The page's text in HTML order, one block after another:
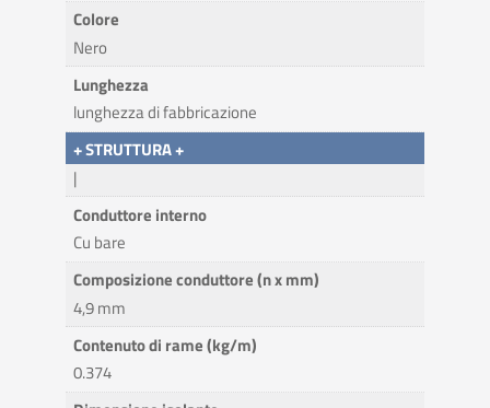
Colore
Nero
Lunghezza
lunghezza di fabbricazione
+ STRUTTURA +
|
Conduttore interno
Cu bare
Composizione conduttore (n x mm)
4,9 mm
Contenuto di rame (kg/m)
0.374